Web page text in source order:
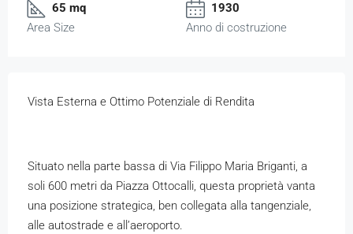
65 mq
Area Size
1930
Anno di costruzione
Vista Esterna e Ottimo Potenziale di Rendita
Situato nella parte bassa di Via Filippo Maria Briganti, a
soli 600 metri da Piazza Ottocalli, questa proprietà vanta
una posizione strategica, ben collegata alla tangenziale,
alle autostrade e all’aeroporto.